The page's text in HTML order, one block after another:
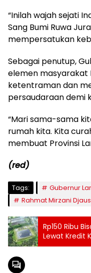
“Inilah wajah sejati
Sang Bumi Ruwa
mempersatukan
Sebagai penutup,
elemen masyarakat
ketentraman dan
persaudaraan demi
“Mari sama-sama
rumah kita. Kita
membuat Provinsi
(red)
Tags: Gubernur
Rahmat Mirzani
Rp150 Ribu
Lewat Kredit